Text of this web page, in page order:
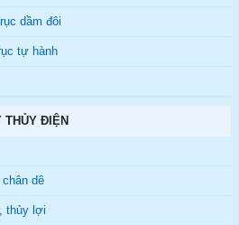
dầm đôi
tự hành
THỦY ĐIỆN
dê
thủy lợi